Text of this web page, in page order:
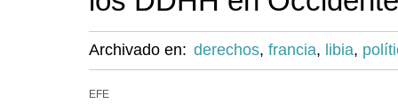
Archivado en: derechos, francia, libia,
EFE